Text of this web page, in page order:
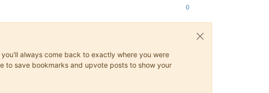
0
always come back to exactly where you were
to save bookmarks and upvote posts to show your